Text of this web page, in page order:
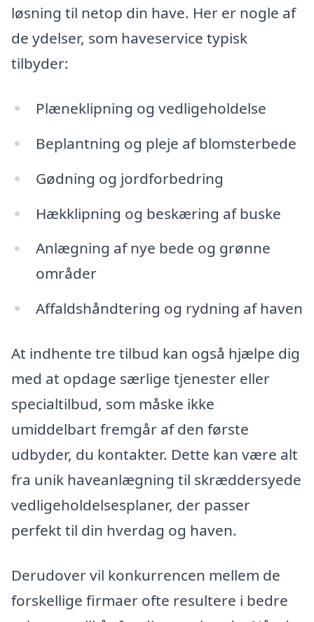
løsning til netop din have. Her er nogle af
de ydelser, som haveservice typisk
tilbyder:
Plæneklipning og vedligeholdelse
Beplantning og pleje af blomsterbede
Gødning og jordforbedring
Hækklipning og beskæring af buske
Anlægning af nye bede og grønne
områder
Affaldshåndtering og rydning af haven
At indhente tre tilbud kan også hjælpe dig
med at opdage særlige tjenester eller
specialtilbud, som måske ikke
umiddelbart fremgår af den første
udbyder, du kontakter. Dette kan være alt
fra unik haveanlægning til skræddersyede
vedligeholdelsesplaner, der passer
perfekt til din hverdag og haven.
Derudover vil konkurrencen mellem de
forskellige firmaer ofte resultere i bedre